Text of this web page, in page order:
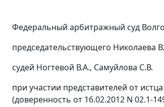
Федеральный арбитражный суд
председательствующего Николаева
судей Ногтевой В.А., Самуйлова С.В.
при участии представителей от
(доверенность от 16.02.2012 N 02.1-